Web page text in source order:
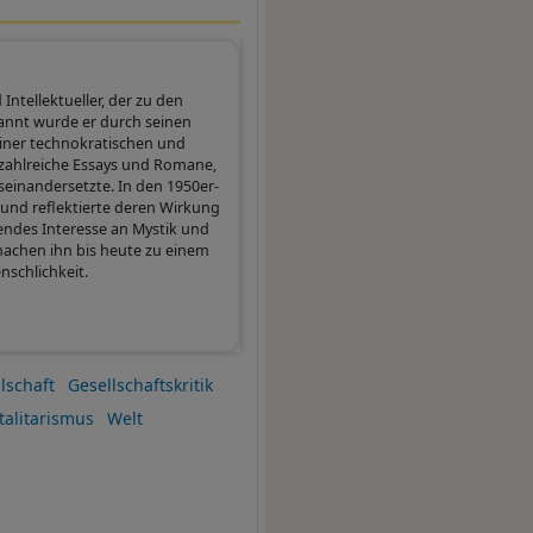
Intellektueller, der zu den
wurde er durch seinen
technokratischen und
Essays und Romane,
In den 1950er-
reflektierte deren Wirkung
Interesse an Mystik und
ihn bis heute zu einem
Gesellschaftskritik
Welt